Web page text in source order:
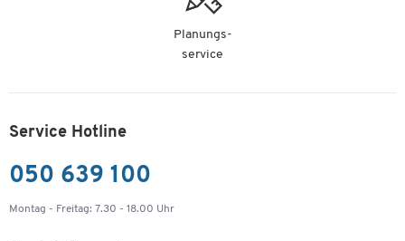
Planungs-
service
Service Hotline
050 639 100
Montag - Freitag: 7.30 - 18.00 Uhr